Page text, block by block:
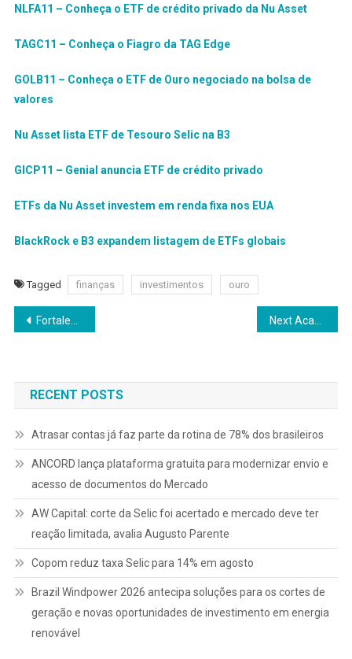
NLFA11 – Conheça o ETF de crédito privado da Nu Asset
TAGC11 – Conheça o Fiagro da TAG Edge
GOLB11 – Conheça o ETF de Ouro negociado na bolsa de
valores
Nu Asset lista ETF de Tesouro Selic na B3
GICP11 – Genial anuncia ETF de crédito privado
ETFs da Nu Asset investem em renda fixa nos EUA
BlackRock e B3 expandem listagem de ETFs globais
Tagged finanças investimentos ouro
Navegação
Post
Fortalecimento da cultura organizacional segue entre as prioridades da área de Gente e Gestão em 2026 Next Academy anuncia plano de expansão para 300 unidades
RECENT POSTS
Atrasar contas já faz parte da rotina de 78% dos brasileiros
ANCORD lança plataforma gratuita para modernizar envio e
acesso de documentos do Mercado
AW Capital: corte da Selic foi acertado e mercado deve ter
reação limitada, avalia Augusto Parente
Copom reduz taxa Selic para 14% em agosto
Brazil Windpower 2026 antecipa soluções para os cortes de
geração e novas oportunidades de investimento em energia
renovável